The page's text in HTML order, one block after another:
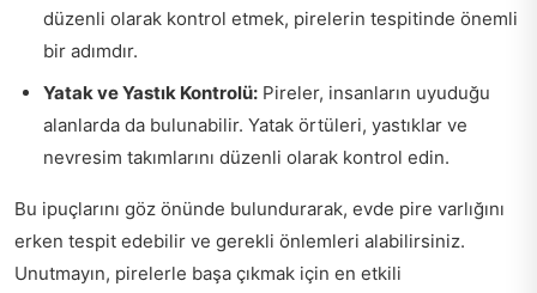
düzenli olarak kontrol etmek, pirelerin tespitinde önemli
bir adımdır.
Yatak ve Yastık Kontrolü: Pireler, insanların uyuduğu
alanlarda da bulunabilir. Yatak örtüleri, yastıklar ve
nevresim takımlarını düzenli olarak kontrol edin.
Bu ipuçlarını göz önünde bulundurarak, evde pire varlığını
erken tespit edebilir ve gerekli önlemleri alabilirsiniz.
Unutmayın, pirelerle başa çıkmak için en etkili